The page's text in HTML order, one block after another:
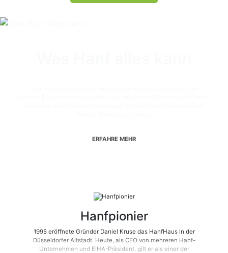
ERFAHRE MEHR
Hanfpionier
1995 eröffnete Gründer Daniel Kruse das HanfHaus in der
Düsseldorfer Altstadt. Heute, als CEO von mehreren Hanf-
Unternehmen und EIHA-Präsident, gilt er als einer der